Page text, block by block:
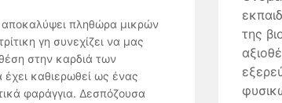
πληθώρα μικρών
γη συνεχίζει να μας
στην καρδιά των
καθιερωθεί ως ένας
φαράγγια. Δεσπόζουσα
της